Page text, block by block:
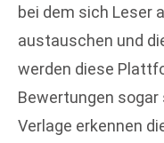
bei dem sich Leser
austauschen und
werden diese
Bewertungen
Verlage erkennen